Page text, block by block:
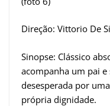
Direção: Vittorio De
Sinopse: Clássico
acompanha um pai
desesperada por
própria dignidade.